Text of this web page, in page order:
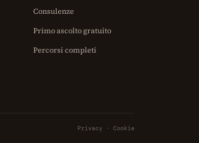
Consulenze
Primo ascolto gratuito
Percorsi completi
Privacy · Cookie